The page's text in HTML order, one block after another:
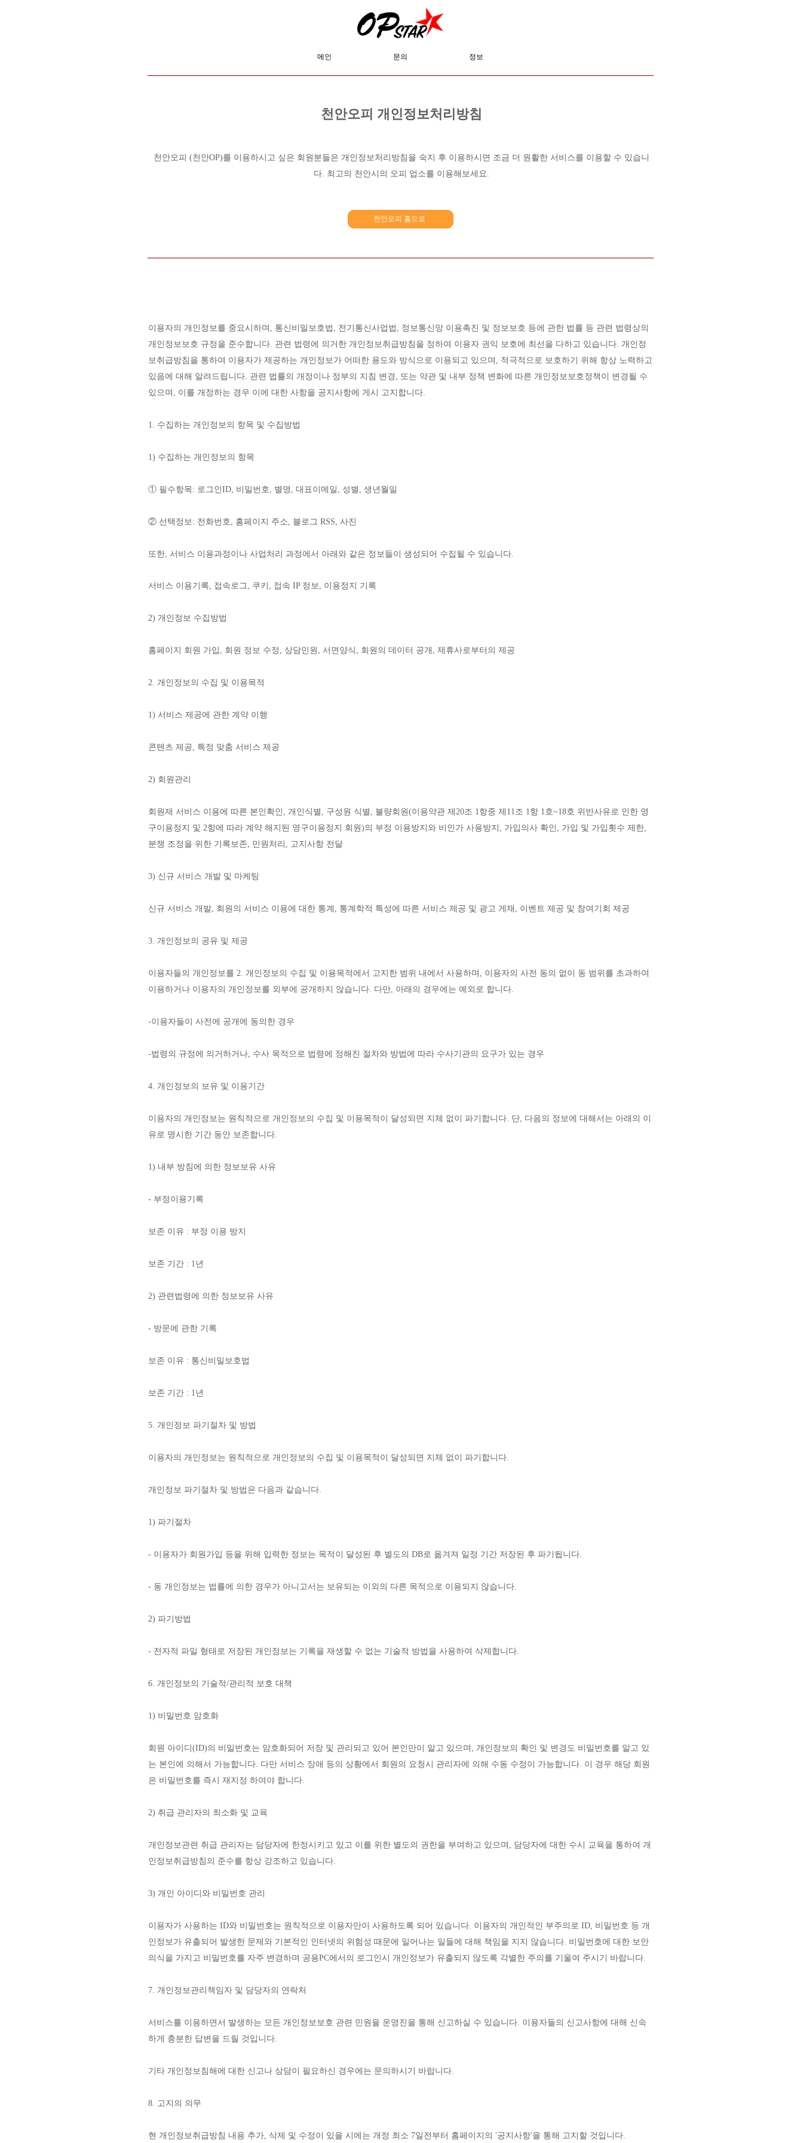
메인 문의 정보
천안오피 개인정보처리방침
천안오피 (천안OP)를 이용하시고 싶은 회원분들은 개인정보처리방침을 숙지 후 이용하시면 조금 더 원활한 서비스를 이용할 수 있습니
다. 최고의 천안시의 오피 업소를 이용해보세요.
천안오피 홈으로
이용자의 개인정보를 중요시하며, 통신비밀보호법, 전기통신사업법, 정보통신망 이용촉진 및 정보보호 등에 관한 법률 등 관련 법령상의
개인정보보호 규정을 준수합니다. 관련 법령에 의거한 개인정보취급방침을 정하여 이용자 권익 보호에 최선을 다하고 있습니다. 개인정
보취급방침을 통하여 이용자가 제공하는 개인정보가 어떠한 용도와 방식으로 이용되고 있으며, 적극적으로 보호하기 위해 항상 노력하고
있음에 대해 알려드립니다. 관련 법률의 개정이나 정부의 지침 변경, 또는 약관 및 내부 정책 변화에 따른 개인정보보호정책이 변경될 수
있으며, 이를 개정하는 경우 이에 대한 사항을 공지사항에 게시 고지합니다.
1. 수집하는 개인정보의 항목 및 수집방법
1) 수집하는 개인정보의 항목
① 필수항목: 로그인ID, 비밀번호, 별명, 대표이메일, 성별, 생년월일
② 선택정보: 전화번호, 홈페이지 주소, 블로그 RSS, 사진
또한, 서비스 이용과정이나 사업처리 과정에서 아래와 같은 정보들이 생성되어 수집될 수 있습니다.
서비스 이용기록, 접속로그, 쿠키, 접속 IP 정보, 이용정지 기록
2) 개인정보 수집방법
홈페이지 회원 가입, 회원 정보 수정, 상담민원, 서면양식, 회원의 데이터 공개, 제휴사로부터의 제공
2. 개인정보의 수집 및 이용목적
1) 서비스 제공에 관한 계약 이행
콘텐츠 제공, 특정 맞춤 서비스 제공
2) 회원관리
회원제 서비스 이용에 따른 본인확인, 개인식별, 구성원 식별, 불량회원(이용약관 제20조 1항중 제11조 1항 1호~18호 위반사유로 인한 영
구이용정지 및 2항에 따라 계약 해지된 영구이용정지 회원)의 부정 이용방지와 비인가 사용방지, 가입의사 확인, 가입 및 가입횟수 제한,
분쟁 조정을 위한 기록보존, 민원처리, 고지사항 전달
3) 신규 서비스 개발 및 마케팅
신규 서비스 개발, 회원의 서비스 이용에 대한 통계, 통계학적 특성에 따른 서비스 제공 및 광고 게재, 이벤트 제공 및 참여기회 제공
3. 개인정보의 공유 및 제공
이용자들의 개인정보를 2. 개인정보의 수집 및 이용목적에서 고지한 범위 내에서 사용하며, 이용자의 사전 동의 없이 동 범위를 초과하여
이용하거나 이용자의 개인정보를 외부에 공개하지 않습니다. 다만, 아래의 경우에는 예외로 합니다.
-이용자들이 사전에 공개에 동의한 경우
-법령의 규정에 의거하거나, 수사 목적으로 법령에 정해진 절차와 방법에 따라 수사기관의 요구가 있는 경우
4. 개인정보의 보유 및 이용기간
이용자의 개인정보는 원칙적으로 개인정보의 수집 및 이용목적이 달성되면 지체 없이 파기합니다. 단, 다음의 정보에 대해서는 아래의 이
유로 명시한 기간 동안 보존합니다.
1) 내부 방침에 의한 정보보유 사유
- 부정이용기록
보존 이유 : 부정 이용 방지
보존 기간 : 1년
2) 관련법령에 의한 정보보유 사유
- 방문에 관한 기록
보존 이유 : 통신비밀보호법
보존 기간 : 1년
5. 개인정보 파기절차 및 방법
이용자의 개인정보는 원칙적으로 개인정보의 수집 및 이용목적이 달성되면 지체 없이 파기합니다.
개인정보 파기절차 및 방법은 다음과 같습니다.
1) 파기절차
- 이용자가 회원가입 등을 위해 입력한 정보는 목적이 달성된 후 별도의 DB로 옮겨져 일정 기간 저장된 후 파기됩니다.
- 동 개인정보는 법률에 의한 경우가 아니고서는 보유되는 이외의 다른 목적으로 이용되지 않습니다.
2) 파기방법
- 전자적 파일 형태로 저장된 개인정보는 기록을 재생할 수 없는 기술적 방법을 사용하여 삭제합니다.
6. 개인정보의 기술적/관리적 보호 대책
1) 비밀번호 암호화
회원 아이디(ID)의 비밀번호는 암호화되어 저장 및 관리되고 있어 본인만이 알고 있으며, 개인정보의 확인 및 변경도 비밀번호를 알고 있
는 본인에 의해서 가능합니다. 다만 서비스 장애 등의 상황에서 회원의 요청시 관리자에 의해 수동 수정이 가능합니다. 이 경우 해당 회원
은 비밀번호를 즉시 재지정 하여야 합니다.
2) 취급 관리자의 최소화 및 교육
개인정보관련 취급 관리자는 담당자에 한정시키고 있고 이를 위한 별도의 권한을 부여하고 있으며, 담당자에 대한 수시 교육을 통하여 개
인정보취급방침의 준수를 항상 강조하고 있습니다.
3) 개인 아이디와 비밀번호 관리
이용자가 사용하는 ID와 비밀번호는 원칙적으로 이용자만이 사용하도록 되어 있습니다. 이용자의 개인적인 부주의로 ID, 비밀번호 등 개
인정보가 유출되어 발생한 문제와 기본적인 인터넷의 위험성 때문에 일어나는 일들에 대해 책임을 지지 않습니다. 비밀번호에 대한 보안
의식을 가지고 비밀번호를 자주 변경하며 공용PC에서의 로그인시 개인정보가 유출되지 않도록 각별한 주의를 기울여 주시기 바랍니다.
7. 개인정보관리책임자 및 담당자의 연락처
서비스를 이용하면서 발생하는 모든 개인정보보호 관련 민원을 운영진을 통해 신고하실 수 있습니다. 이용자들의 신고사항에 대해 신속
하게 충분한 답변을 드릴 것입니다.
기타 개인정보침해에 대한 신고나 상담이 필요하신 경우에는 문의하시기 바랍니다.
8. 고지의 의무
현 개인정보취급방침 내용 추가, 삭제 및 수정이 있을 시에는 개정 최소 7일전부터 홈페이지의 '공지사항'을 통해 고지할 것입니다.